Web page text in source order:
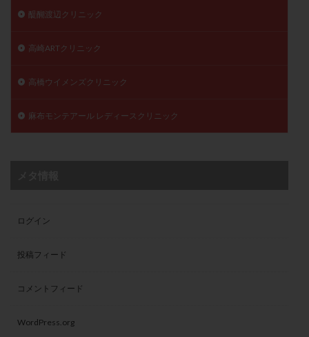
醍醐渡辺クリニック
高崎ARTクリニック
高橋ウイメンズクリニック
麻布モンテアール レディースクリニック
ログイン
投稿フィード
コメントフィード
WordPress.org